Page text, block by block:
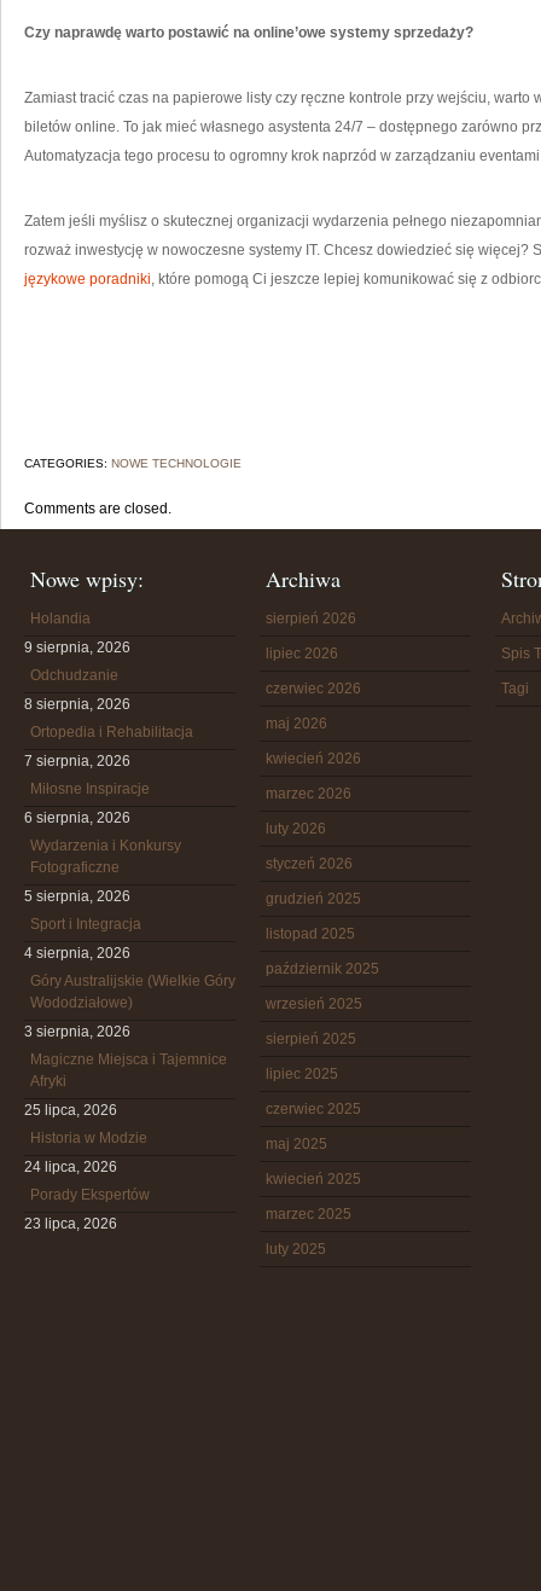
Czy naprawdę warto postawić na online’owe systemy sprzedaży?
Zamiast tracić czas na papierowe listy czy ręczne kontrole przy wejściu,
biletów online. To jak mieć własnego asystenta 24/7 – dostępnego zarówno
Automatyzacja tego procesu to ogromny krok naprzód w zarządzaniu
Zatem jeśli myślisz o skutecznej organizacji wydarzenia pełnego
rozważ inwestycję w nowoczesne systemy IT. Chcesz dowiedzieć się więcej?
językowe poradniki, które pomogą Ci jeszcze lepiej komunikować się z
CATEGORIES: NOWE TECHNOLOGIE
Comments are closed.
Nowe wpisy:
Holandia
9 sierpnia, 2026
Odchudzanie
8 sierpnia, 2026
Ortopedia i Rehabilitacja
7 sierpnia, 2026
Miłosne Inspiracje
6 sierpnia, 2026
Wydarzenia i Konkursy
Fotograficzne
5 sierpnia, 2026
Sport i Integracja
4 sierpnia, 2026
Góry Australijskie (Wielkie Góry
Wododziałowe)
3 sierpnia, 2026
Magiczne Miejsca i Tajemnice
Afryki
25 lipca, 2026
Historia w Modzie
24 lipca, 2026
Porady Ekspertów
23 lipca, 2026
Archiwa
sierpień 2026
lipiec 2026
czerwiec 2026
maj 2026
kwiecień 2026
marzec 2026
luty 2026
styczeń 2026
grudzień 2025
listopad 2025
październik 2025
wrzesień 2025
sierpień 2025
lipiec 2025
czerwiec 2025
maj 2025
kwiecień 2025
marzec 2025
luty 2025
Spis
Tagi